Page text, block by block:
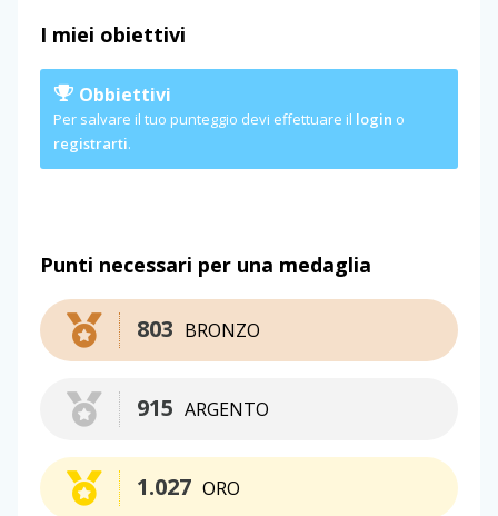
I miei obiettivi
Obbiettivi
Per salvare il tuo punteggio devi effettuare il login o
registrarti.
Punti necessari per una medaglia
BRONZO
803
ARGENTO
915
ORO
1.027